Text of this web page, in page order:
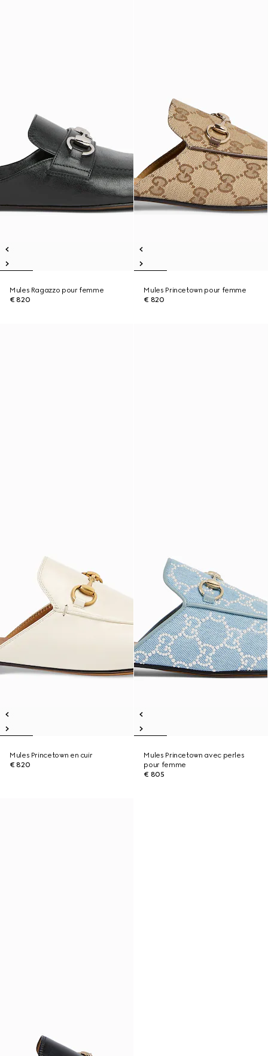
Mules Ragazzo pour femme
€ 820
Mules Princetown pour femme
€ 820
Mules Princetown en cuir
€ 820
Mules Princetown avec perles
pour femme
€ 805